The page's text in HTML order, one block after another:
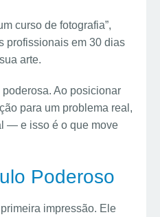
curso de fotografia”,
profissionais em 30 dias
arte.
Ao posicionar
para um problema real,
— e isso é o que move
Poderoso
impressão. Ele